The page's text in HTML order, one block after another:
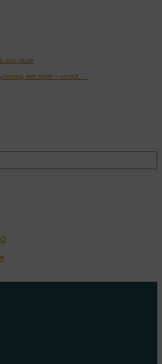
zip-pose
eet sted – smart, ...